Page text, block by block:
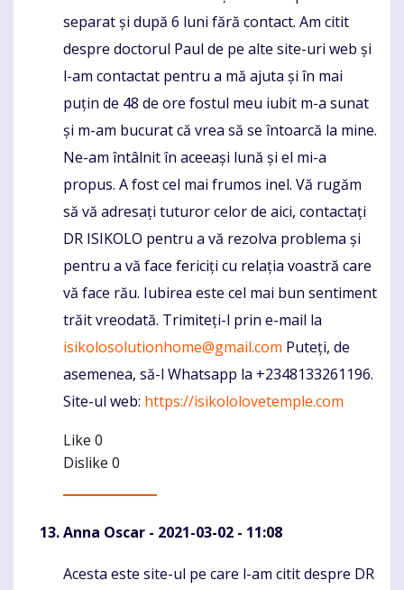
separat și după 6 luni fără contact. Am citit
despre doctorul Paul de pe alte site-uri web și
l-am contactat pentru a mă ajuta și în mai
puțin de 48 de ore fostul meu iubit m-a sunat
și m-am bucurat că vrea să se întoarcă la mine.
Ne-am întâlnit în aceeași lună și el mi-a
propus. A fost cel mai frumos inel. Vă rugăm
să vă adresați tuturor celor de aici, contactați
DR ISIKOLO pentru a vă rezolva problema și
pentru a vă face fericiți cu relația voastră care
vă face rău. Iubirea este cel mai bun sentiment
trăit vreodată. Trimiteți-l prin e-mail la
isikolosolutionhome@gmail.com Puteți, de
asemenea, să-l Whatsapp la +2348133261196.
Site-ul web: https://isikololovetemple.com
Like 0
Dislike 0
Anna Oscar - 2021-03-02 - 11:08
Komentaras
Acesta este site-ul pe care l-am citit despre DR